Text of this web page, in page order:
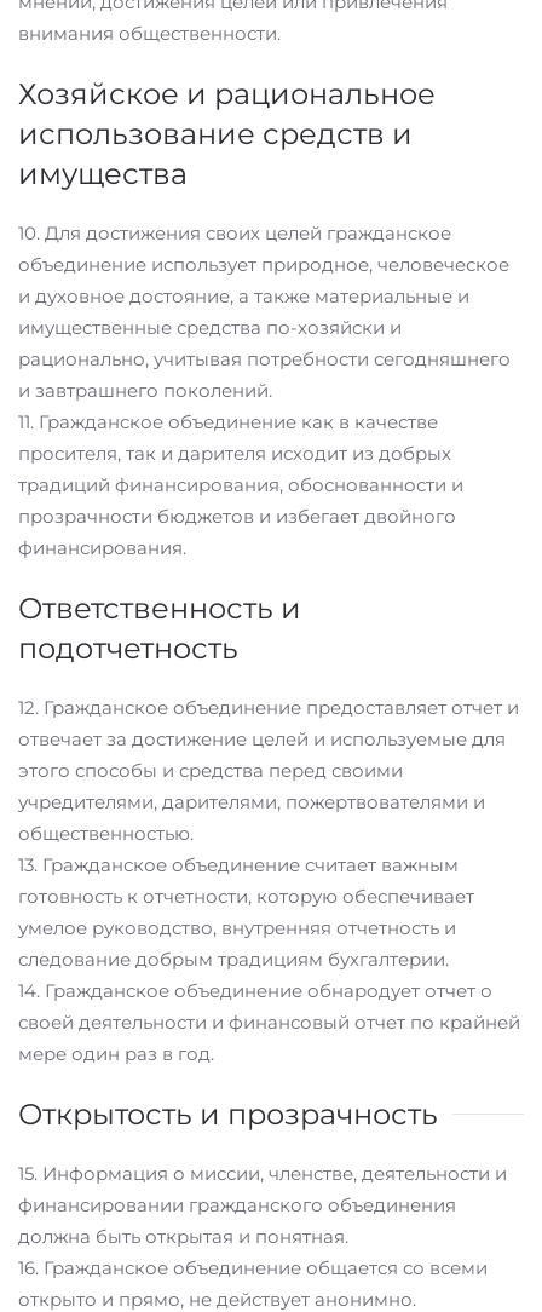
внимания общественности.
Хозяйское и рациональное
использование средств и
имущества
10. Для достижения своих целей гражданское
объединение использует природное, человеческое
и духовное достояние, а также материальные и
имущественные средства по-хозяйски и
рационально, учитывая потребности сегодняшнего
и завтрашнего поколений.
11. Гражданское объединение как в качестве
просителя, так и дарителя исходит из добрых
традиций финансирования, обоснованности и
прозрачности бюджетов и избегает двойного
финансирования.
Ответственность и
подотчетность
12. Гражданское объединение предоставляет отчет и
отвечает за достижение целей и используемые для
этого способы и средства перед своими
учредителями, дарителями, пожертвователями и
общественностью.
13. Гражданское объединение считает важным
готовность к отчетности, которую обеспечивает
умелое руководство, внутренняя отчетность и
следование добрым традициям бухгалтерии.
14. Гражданское объединение обнародует отчет о
своей деятельности и финансовый отчет по крайней
мере один раз в год.
Открытость и прозрачность
15. Информация о миссии, членстве, деятельности и
финансировании гражданского объединения
должна быть открытая и понятная.
16. Гражданское объединение общается со всеми
открыто и прямо, не действует анонимно.